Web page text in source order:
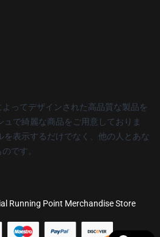
ってデザインされた高品質な製品を
で綺麗な商品をご用意しておりま
を表示するだけでなく、他の人とあな
です。
Running Point Merchandise Store